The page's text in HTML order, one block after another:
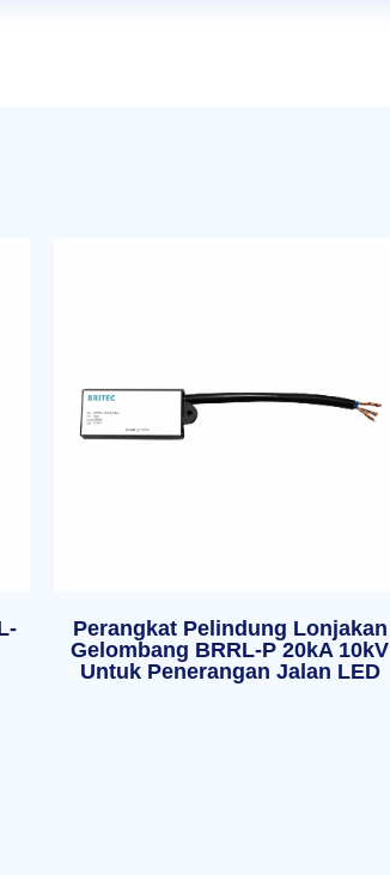
Perangkat Pelindung Lonjakan
Gelombang BRRL-P 20kA 10kV
Untuk Penerangan Jalan LED